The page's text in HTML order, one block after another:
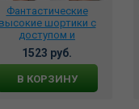
Фантастические
высокие шортики с
доступом и
бантиками
(Easy to love)
1523 руб.
В КОРЗИНУ